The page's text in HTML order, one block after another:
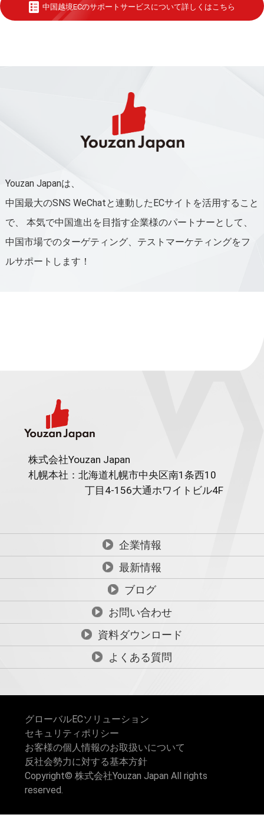
中国越境ECのサポートサービスについて詳しくはこちら
Youzan Japanは、
中国最大のSNS WeChatと連動したECサイトを活用すること
で、
本気で中国進出を目指す企業様のパートナーとして、
中国市場でのターゲティング、テストマーケティングをフ
ルサポートします！
株式会社Youzan Japan
札幌本社：北海道札幌市中央区南1条西10
丁目4-156大通ホワイトビル4F
企業情報
最新情報
ブログ
お問い合わせ
資料ダウンロード
よくある質問
グローバルECソリューション
セキュリティポリシー
お客様の個人情報のお取扱いについて
反社会勢力に対する基本方針
Copyright© 株式会社Youzan Japan All rights
reserved.